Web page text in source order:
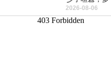
一
2026-08-06